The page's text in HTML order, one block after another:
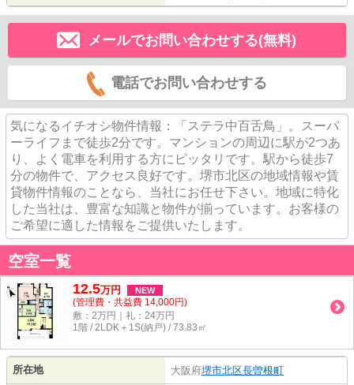
メールでお問い合わせする(無料)
電話でお問い合わせする
気になるイチオシ物件情報：「ステラ中百舌鳥」。スーパ
ーライフまで徒歩2分です。マンションの周辺に駅が2つあ
り、よく電車を利用する方にピッタリです。駅から徒歩7
分の物件で、アクセス良好です。堺市北区の地域情報や賃
貸物件情報のことなら、当社にお任せ下さい。地域に特化
した当社は、豊富な知識と物件が揃っています。お客様の
ご希望に適した情報をご提供いたします。
空室一覧
12.5万円 NEW
(管理費・共益費 14,000円)
敷：2万円｜礼：24万円
1階 / 2LDK＋1S(納戸) / 73.83㎡
所在地 大阪府堺市北区長曽根町